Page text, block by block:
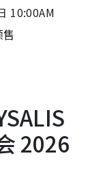
10:00AM
2026